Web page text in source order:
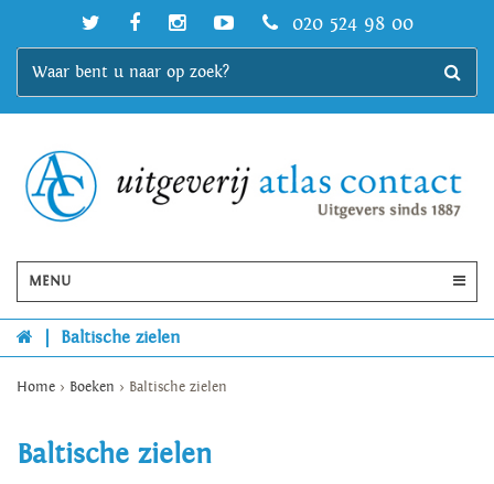
020 524 98 00
MENU
Baltische zielen
Home > Boeken > Baltische zielen
Baltische zielen